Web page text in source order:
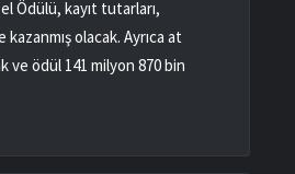
Ödülü, kayıt tutarları,
olacak. Ayrıca at
ve ödül 141 milyon 870 bin